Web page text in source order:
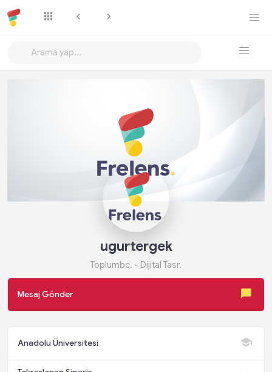
Takip Et
ugurtergek
Toplumbc. - Dijital Tasr.
Mesaj Gönder
Anadolu Üniversitesi